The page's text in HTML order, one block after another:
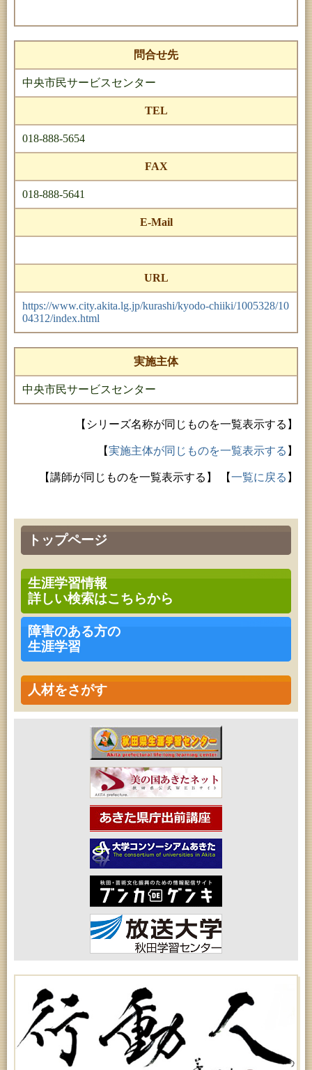
トップページ
生涯学習情報
詳しい検索はこちらから
障害のある方の
生涯学習
人材をさがす
問合せ先
中央市民サービスセンター
TEL
018-888-5654
FAX
018-888-5641
E-Mail
URL
https://www.city.akita.lg.jp/kurashi/kyodo-chiiki/1005328/10
04312/index.html
実施主体
中央市民サービスセンター
【シリーズ名称が同じものを一覧表示する】
【実施主体が同じものを一覧表示する 】
【講師が同じものを一覧表示する】 【一覧に戻る 】